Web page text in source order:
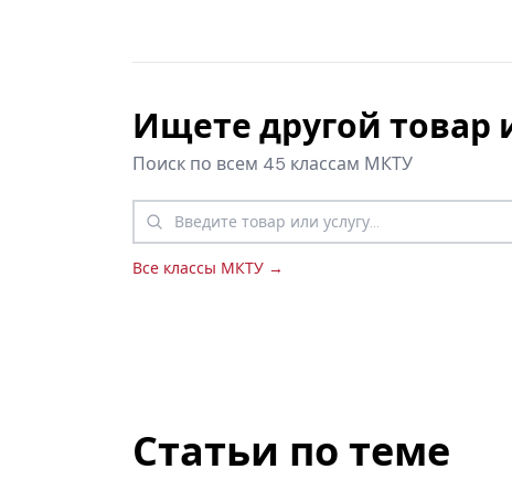
Ищете другой товар
Поиск по всем 45 классам МКТУ
Все классы МКТУ →
Статьи по теме